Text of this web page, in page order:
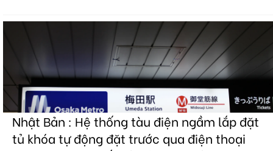
Nhật Bản : Hệ thống tàu điện ngầm lắp đặt
tủ khóa tự động đặt trước qua điện thoại